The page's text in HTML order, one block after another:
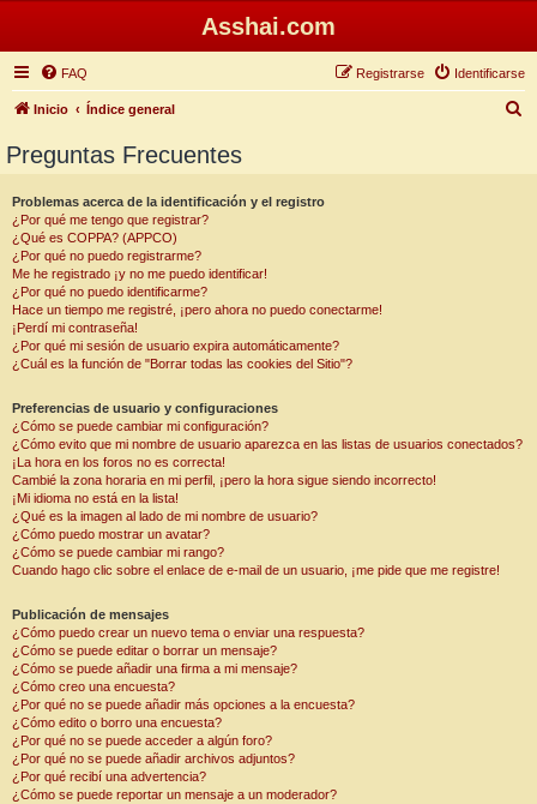
Asshai.com
FAQ Identificarse
Registrarse
Inicio Índice general
Preguntas Frecuentes
Problemas acerca de la identificación y el registro
¿Por qué me tengo que registrar?
¿Qué es COPPA? (APPCO)
¿Por qué no puedo registrarme?
Me he registrado ¡y no me puedo identificar!
¿Por qué no puedo identificarme?
Hace un tiempo me registré, ¡pero ahora no puedo conectarme!
¡Perdí mi contraseña!
¿Por qué mi sesión de usuario expira automáticamente?
¿Cuál es la función de "Borrar todas las cookies del Sitio"?
Preferencias de usuario y configuraciones
¿Cómo se puede cambiar mi configuración?
¿Cómo evito que mi nombre de usuario aparezca en las listas de usuarios conectados?
¡La hora en los foros no es correcta!
Cambié la zona horaria en mi perfil, ¡pero la hora sigue siendo incorrecto!
¡Mi idioma no está en la lista!
¿Qué es la imagen al lado de mi nombre de usuario?
¿Cómo puedo mostrar un avatar?
¿Cómo se puede cambiar mi rango?
Cuando hago clic sobre el enlace de e-mail de un usuario, ¡me pide que me registre!
Publicación de mensajes
¿Cómo puedo crear un nuevo tema o enviar una respuesta?
¿Cómo se puede editar o borrar un mensaje?
¿Cómo se puede añadir una firma a mi mensaje?
¿Cómo creo una encuesta?
¿Por qué no se puede añadir más opciones a la encuesta?
¿Cómo edito o borro una encuesta?
¿Por qué no se puede acceder a algún foro?
¿Por qué no se puede añadir archivos adjuntos?
¿Por qué recibí una advertencia?
¿Cómo se puede reportar un mensaje a un moderador?